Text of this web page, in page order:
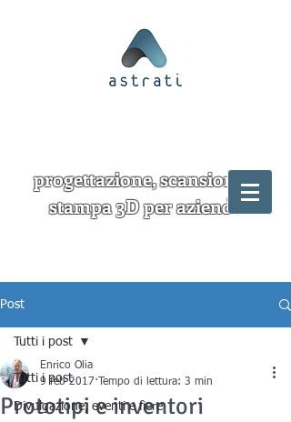
progettazione, scansione e
stampa 3D per aziende
Post
Tutti i post
Divulgazione, eventi e fiere
Tutti i post
Prototipi e inventori
Enrico Olia
9 feb 2017
Tempo di lettura: 3 min